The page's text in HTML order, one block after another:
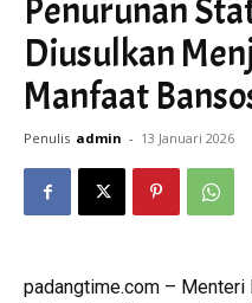
Penurunan
Diusulkan
Manfaat
Penulis admin - 13 Januari 2026
padangtime.com – Menteri